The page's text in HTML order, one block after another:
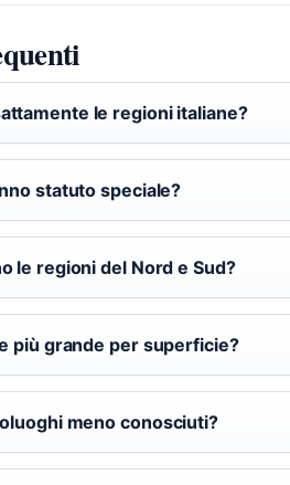
le regioni italiane?
statuto speciale?
le regioni del Nord e Sud?
più grande per superficie?
meno conosciuti?